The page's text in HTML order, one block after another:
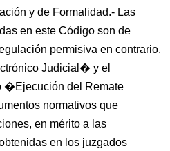
y de Formalidad.- Las
en este Código son de
permisiva en contrario.
Judicial� y el
�Ejecución del Remate
normativos que
en mérito a las
en los juzgados